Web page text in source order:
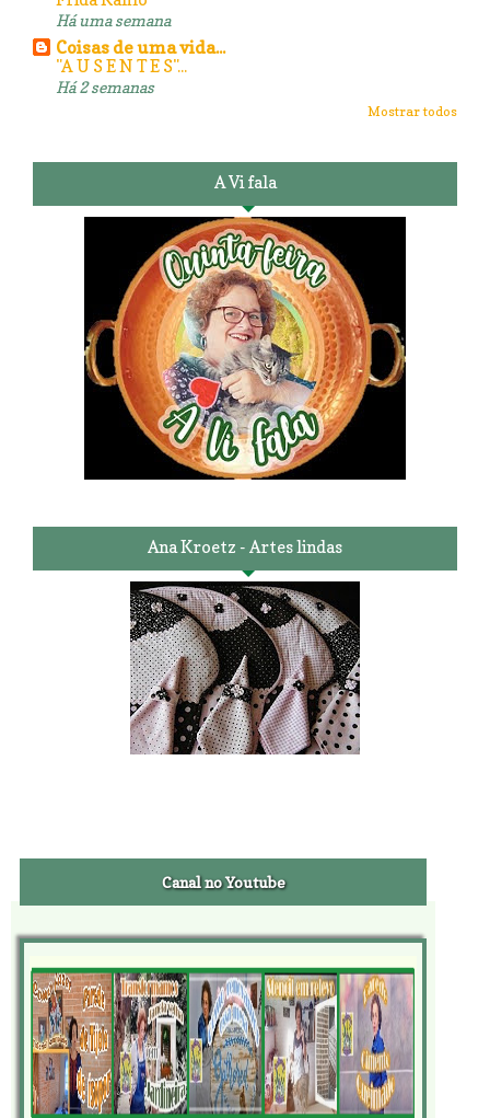
Há uma semana
Coisas de uma vida...
"A U S E N T E S"...
Há 2 semanas
Mostrar todos
A Vi fala
Ana Kroetz - Artes lindas
Canal no Youtube